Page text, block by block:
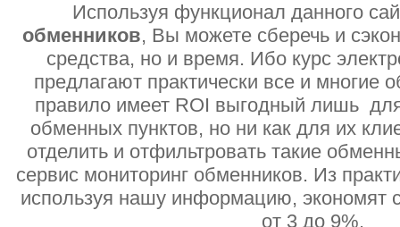
Используя функционал данного
обменников, Вы можете сберечь и
средства, но и время. Ибо курс
предлагают практически все и многие
правило имеет ROI выгодный лишь
обменных пунктов, но ни как для их
отделить и отфильтровать такие
сервис мониторинг обменников. Из
используя нашу информацию, экономят
от 3 до 9%.